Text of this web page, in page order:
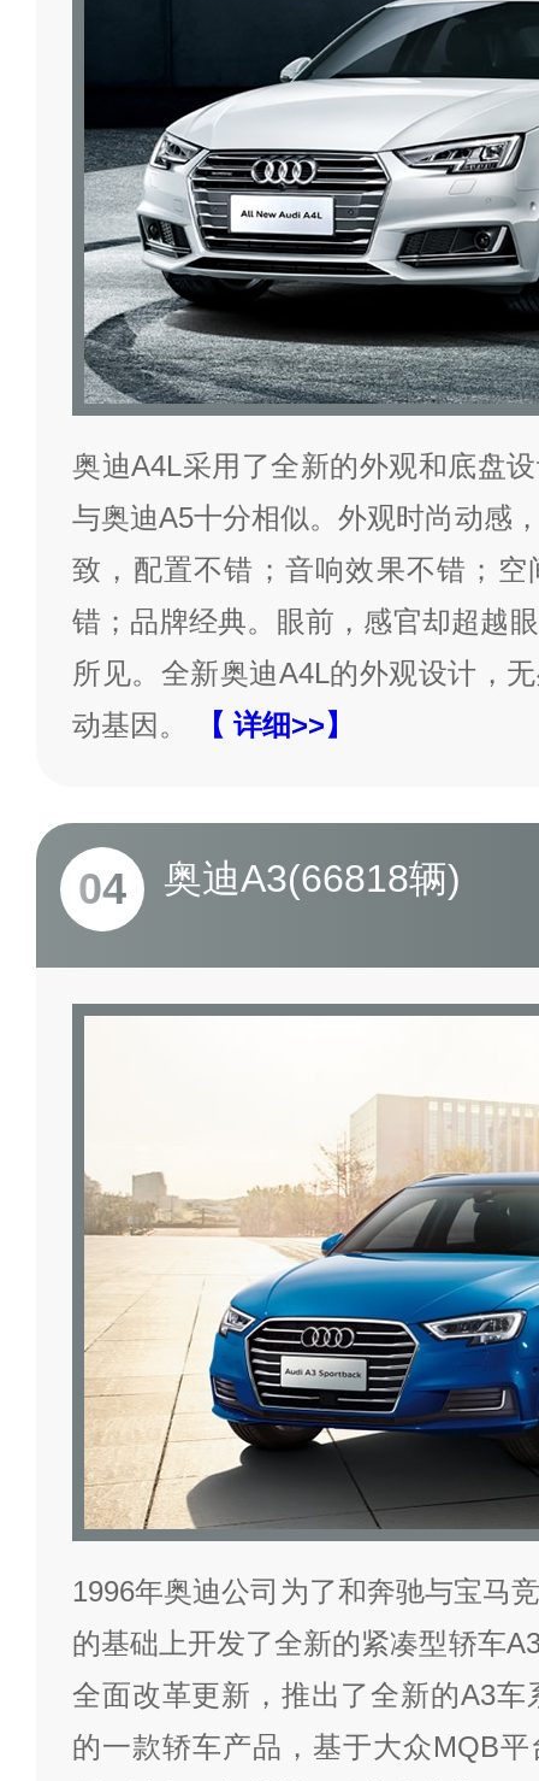
奥迪A4L采用了全新的外观和底盘
与奥迪A5十分相似。外观时尚动感
致，配置不错；音响效果不错；
错；品牌经典。眼前，感官却超越
所见。全新奥迪A4L的外观设计，
动基因。
【 详细>>】
04 奥迪A3(66818辆)
1996年奥迪公司为了和奔驰与宝马
的基础上开发了全新的紧凑型轿车
全面改革更新，推出了全新的A3车
的一款轿车产品，基于大众MQB